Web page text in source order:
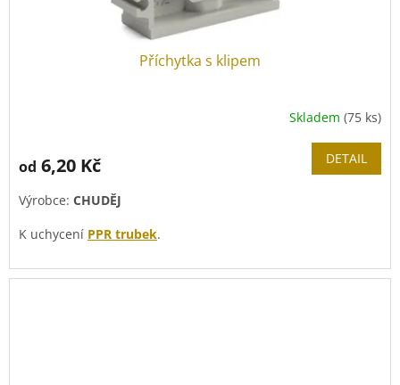
Příchytka s klipem
Skladem (75 ks)
od 6,20 Kč DETAIL
Výrobce: CHUDĚJ
K uchycení PPR trubek.